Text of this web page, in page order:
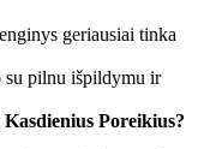
geriausiai tinka
su pilnu išpildymu ir
Kasdienius Poreikius?